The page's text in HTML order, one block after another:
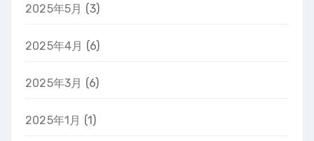
2025年5月 (3)
2025年4月 (6)
2025年3月 (6)
2025年1月 (1)